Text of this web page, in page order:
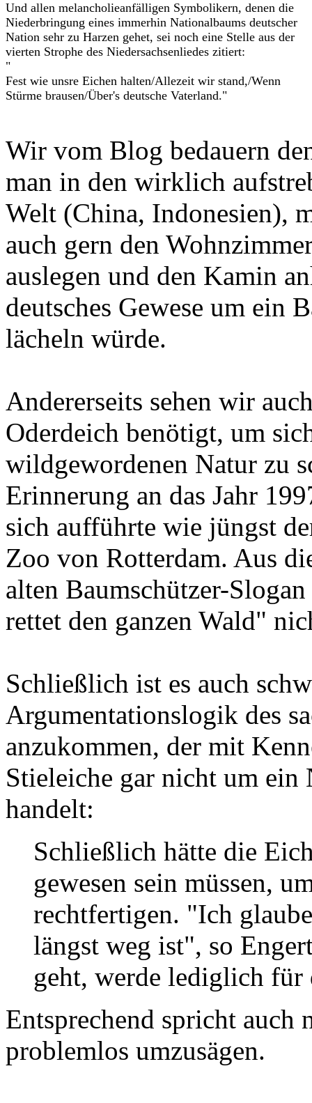
Und allen melancholieanfälligen Symbolikern, denen die
Niederbringung eines immerhin Nationalbaums deutscher
Nation sehr zu Harzen gehet, sei noch eine Stelle aus der
vierten Strophe des Niedersachsenliedes zitiert:
"
Fest wie unsre Eichen halten/Allezeit wir stand,/Wenn
Stürme brausen/Über's deutsche Vaterland."
Wir vom Blog bedauern
man in den wirklich
Welt (China, Indonesien),
auch gern den
auslegen und den Kamin
deutsches Gewese um ein
lächeln würde.
Andererseits sehen wir
Oderdeich benötigt, um
wildgewordenen Natur zu
Erinnerung an das Jahr
sich aufführte wie jüngst
Zoo von Rotterdam. Aus
alten Baumschützer-
rettet den ganzen Wald"
Schließlich ist es auch
Argumentationslogik des
anzukommen, der mit
Stieleiche gar nicht um ein
handelt:
Schließlich hätte die
gewesen sein müssen,
rechtfertigen. "Ich
längst weg ist", so
geht, werde lediglich für
Entsprechend spricht auch
problemlos umzusägen.